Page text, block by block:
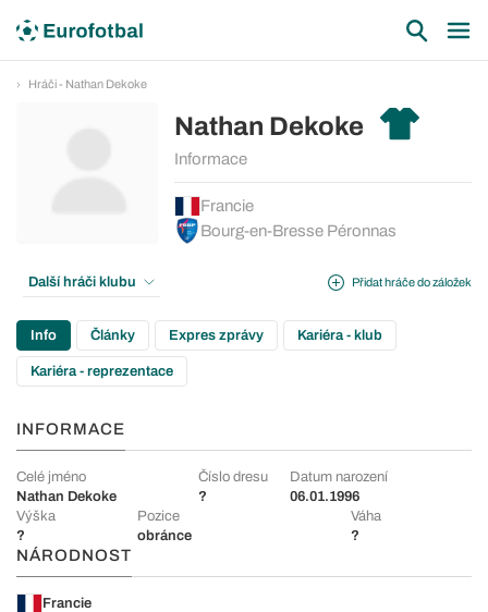
Hráči - Nathan Dekoke
Nathan Dekoke
Informace
Francie
Bourg-en-Bresse Péronnas
Přidat hráče do záložek
Další hráči klubu
Info Články Expres zprávy Kariéra - klub
Kariéra - reprezentace
INFORMACE
Celé jméno
Nathan Dekoke
Číslo dresu
?
Datum narození
06.01.1996
Výška
?
Pozice
obránce
Váha
?
NÁRODNOST
Francie